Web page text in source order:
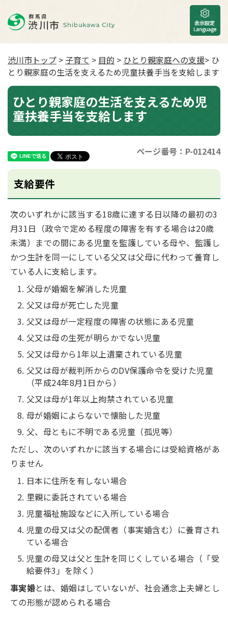
渋川市トップ > 子育て > 目的 > ひとり親家庭への支援> ひ
とり親家庭の生活を支えるため児童扶養手当を支給します
ひとり親家庭の生活を支えるため児
童扶養手当を支給します
ページ番号：P-012414
支給要件
次のいずれかに該当する18歳に達する日以降の最初の3
月31日（政令で定める程度の障害を有する場合は20歳
未満）までの間にある児童を監護している母や、監護し
かつ生計を同一にしている父又は父母に代わって養育し
ている人に支給します。
父母が婚姻を解消した児童
父又は母が死亡した児童
父又は母が一定程度の障害の状態にある児童
父又は母の生死が明らかでない児童
父又は母から1年以上遺棄されている児童
父又は母が裁判所からのDV保護命令を受けた児童
（平成24年8月1日から）
父又は母が1年以上拘禁されている児童
母が婚姻によらないで懐胎した児童
父、母ともに不明である児童（孤児等）
ただし、次のいずれかに該当する場合には受給資格があ
りません
日本に住所を有しない場合
里親に委託されている場合
児童福祉施設などに入所している場合
児童の母又は父の配偶者（事実婚含む）に養育され
ている場合
児童の母又は父と生計を同じくしている場合（「受
給要件3」を除く）
事実婚とは、婚姻はしていないが、社会通念上夫婦とし
ての形態が認められる場合